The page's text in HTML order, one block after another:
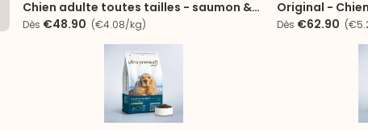
Chien adulte toutes tailles - saumon &
riz
Dès €48.90 (€4.08/kg)
Original -
Dès €62.90